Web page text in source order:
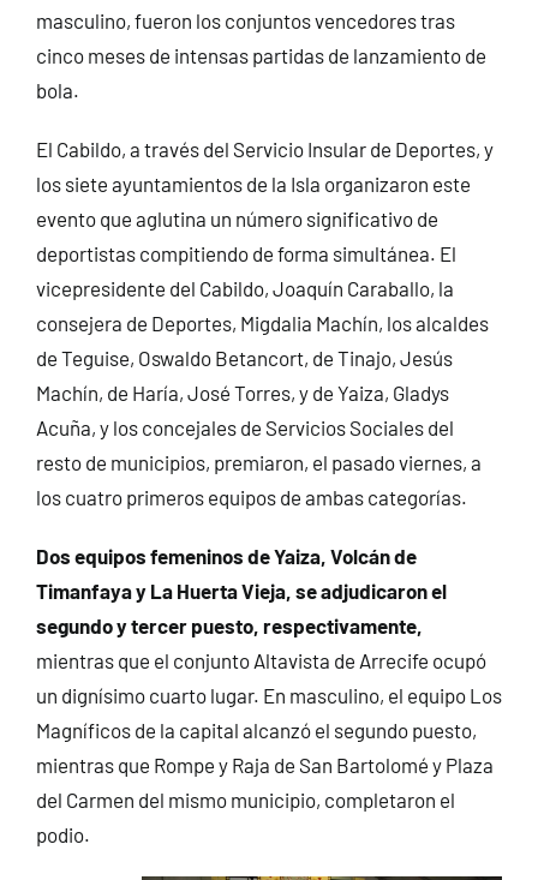
masculino, fueron los conjuntos vencedores tras
cinco meses de intensas partidas de lanzamiento de
bola.
El Cabildo, a través del Servicio Insular de Deportes, y
los siete ayuntamientos de la Isla organizaron este
evento que aglutina un número significativo de
deportistas compitiendo de forma simultánea. El
vicepresidente del Cabildo, Joaquín Caraballo, la
consejera de Deportes, Migdalia Machín, los alcaldes
de Teguise, Oswaldo Betancort, de Tinajo, Jesús
Machín, de Haría, José Torres, y de Yaiza, Gladys
Acuña, y los concejales de Servicios Sociales del
resto de municipios, premiaron, el pasado viernes, a
los cuatro primeros equipos de ambas categorías.
Dos equipos femeninos de Yaiza, Volcán de
Timanfaya y La Huerta Vieja, se adjudicaron el
segundo y tercer puesto, respectivamente,
mientras que el conjunto Altavista de Arrecife ocupó
un dignísimo cuarto lugar. En masculino, el equipo Los
Magníficos de la capital alcanzó el segundo puesto,
mientras que Rompe y Raja de San Bartolomé y Plaza
del Carmen del mismo municipio, completaron el
podio.